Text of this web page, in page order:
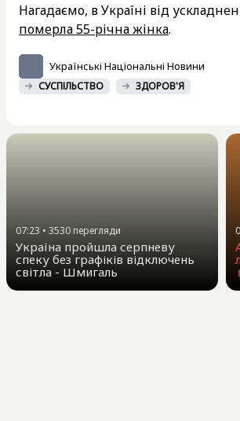
Нагадаємо, в Україні від
померла 55-річна жінка.
Українські Національні Новини
СУСПІЛЬСТВО ЗДОРОВ'Я
07:23 • 3530 перегляди
Україна пройшла серпневу
спеку без графіків відключень
світла - Шмигаль